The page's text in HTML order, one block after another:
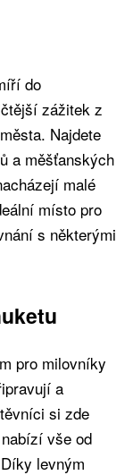
do
zážitek z
Najdete
a měšťanských
malé
místo pro
s některými
pro milovníky
a
si zde
vše od
levným